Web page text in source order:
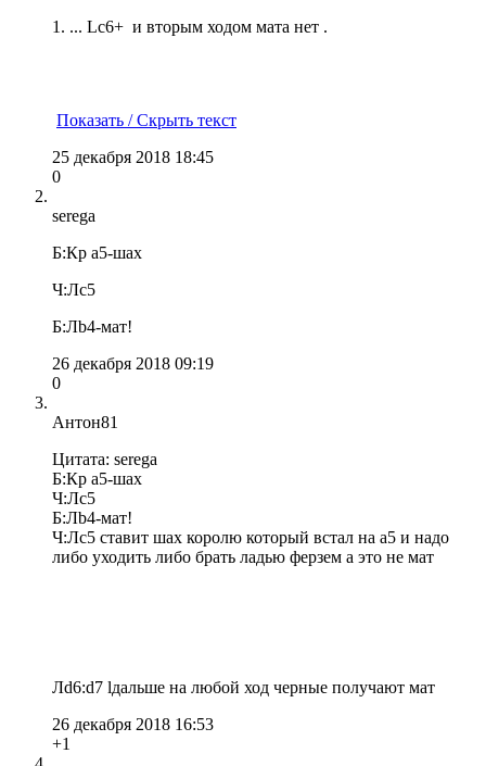
1. ... Lc6+ и вторым ходом мата нет .
Показать / Скрыть текст
25 декабря 2018 18:45
0
serega
Б:Кр а5-шах
Ч:Лс5
Б:Лb4-мат!
26 декабря 2018 09:19
0
Антон81
Цитата: serega
Б:Кр а5-шах
Ч:Лс5
Б:Лb4-мат!
Ч:Лс5 ставит шах королю который встал на а5 и надо
либо уходить либо брать ладью ферзем а это не мат
Лd6:d7 lдальше на любой ход черные получают мат
26 декабря 2018 16:53
+1